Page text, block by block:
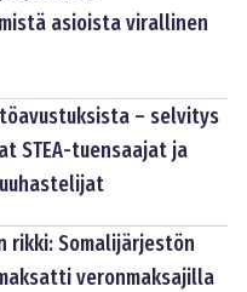
asioista virallinen
– selvitys
STEA-tuensaajat ja
rikki: Somalijärjestön
veronmaksajilla